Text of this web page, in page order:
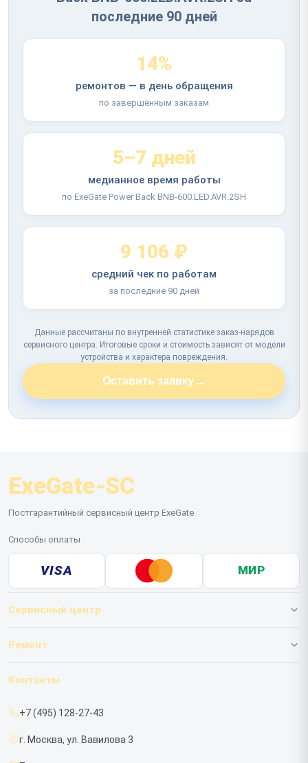
последние 90 дней
14%
ремонтов — в день обращения
по завершённым заказам
5–7 дней
медианное время работы
по ExeGate Power Back BNB-600.LED.AVR.2SH
9 106 ₽
средний чек по работам
за последние 90 дней
Данные рассчитаны по внутренней статистике заказ-нарядов
сервисного центра. Итоговые сроки и стоимость зависят от модели
устройства и характера повреждения.
Оставить заявку→
ExeGate-SC
Постгарантийный сервисный центр ExeGate
Способы оплаты
VISA МИР
Сервисный центр
О нашем сервисе
Срочный ремонт
Доставка и способы оплаты
Ремонт
ИБП
Контакты
+7 (495) 128-27-43
г. Москва, ул. Вавилова 3